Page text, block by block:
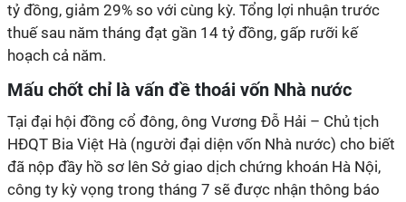
tỷ đồng, giảm 29% so với cùng kỳ. Tổng lợi nhuận trước
thuế sau năm tháng đạt gần 14 tỷ đồng, gấp rưỡi kế
hoạch cả năm.
Mấu chốt chỉ là vấn đề thoái vốn Nhà nước
Tại đại hội đồng cổ đông, ông Vương Đỗ Hải – Chủ tịch
HĐQT Bia Việt Hà (người đại diện vốn Nhà nước) cho biết
đã nộp đầy hồ sơ lên Sở giao dịch chứng khoán Hà Nội,
công ty kỳ vọng trong tháng 7 sẽ được nhận thông báo